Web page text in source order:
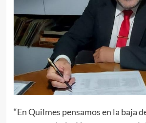
“En Quilmes pensamos en la baja